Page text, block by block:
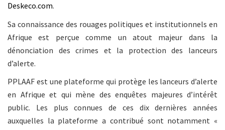
Deskeco.com.
Sa connaissance des rouages politiques et institutionnels en
Afrique est perçue comme un atout majeur dans la
dénonciation des crimes et la protection des lanceurs
d’alerte.
PPLAAF est une plateforme qui protège les lanceurs d’alerte
en Afrique et qui mène des enquêtes majeures d’intérêt
public. Les plus connues de ces dix dernières années
auxquelles la plateforme a contribué sont notamment «